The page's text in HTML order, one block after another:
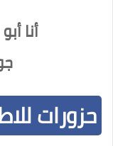
أنا
حزورات